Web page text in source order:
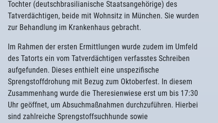
Tochter (deutschbrasilianische Staatsangehörige) des
Tatverdächtigen, beide mit Wohnsitz in München. Sie wurden
zur Behandlung im Krankenhaus gebracht.
Im Rahmen der ersten Ermittlungen wurde zudem im Umfeld
des Tatorts ein vom Tatverdächtigen verfasstes Schreiben
aufgefunden. Dieses enthielt eine unspezifische
Sprengstoffdrohung mit Bezug zum Oktoberfest. In diesem
Zusammenhang wurde die Theresienwiese erst um bis 17:30
Uhr geöffnet, um Absuchmaßnahmen durchzuführen. Hierbei
sind zahlreiche Sprengstoffsuchhunde sowie